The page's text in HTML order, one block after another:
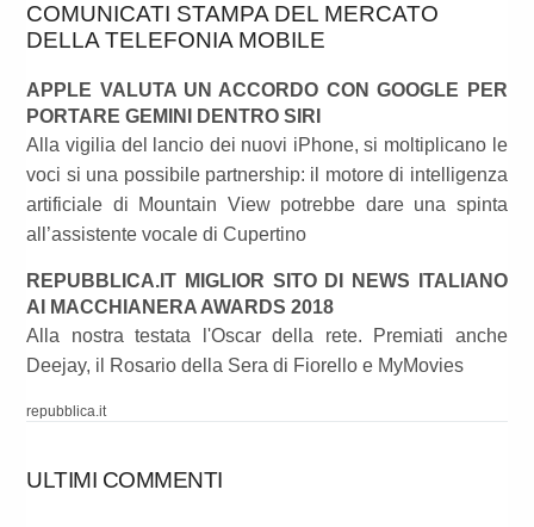
COMUNICATI STAMPA DEL MERCATO
DELLA TELEFONIA MOBILE
APPLE VALUTA UN ACCORDO CON GOOGLE PER
PORTARE GEMINI DENTRO SIRI
Alla vigilia del lancio dei nuovi iPhone, si moltiplicano le
voci si una possibile partnership: il motore di intelligenza
artificiale di Mountain View potrebbe dare una spinta
all’assistente vocale di Cupertino
REPUBBLICA.IT MIGLIOR SITO DI NEWS ITALIANO
AI MACCHIANERA AWARDS 2018
Alla nostra testata l'Oscar della rete. Premiati anche
Deejay, il Rosario della Sera di Fiorello e MyMovies
repubblica.it
ULTIMI COMMENTI